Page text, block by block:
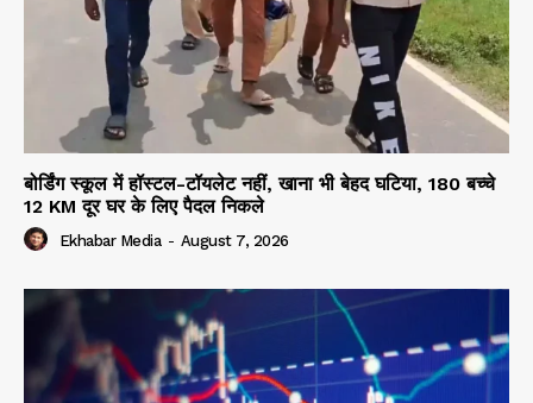
बोर्डिंग स्कूल में हॉस्टल-टॉयलेट नहीं, खाना भी बेहद घटिया, 180 बच्चे
12 KM दूर घर के लिए पैदल निकले
Ekhabar Media - August 7, 2026